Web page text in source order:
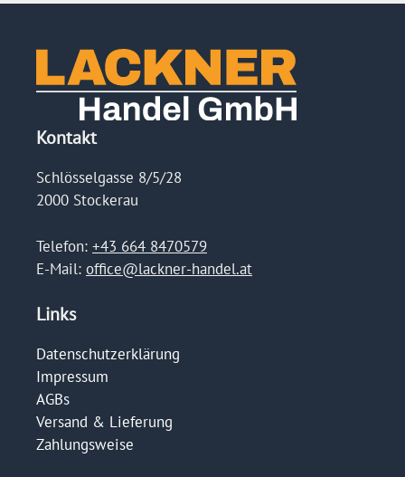
Kontakt
Schlösselgasse 8/5/28
2000 Stockerau
Telefon: +43 664 8470579
E-Mail: office@lackner-handel.at
Links
Datenschutzerklärung
Impressum
AGBs
Versand & Lieferung
Zahlungsweise